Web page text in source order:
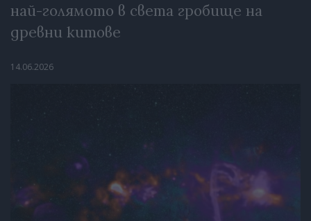
най-голямото в света гробище на
древни китове
14.06.2026